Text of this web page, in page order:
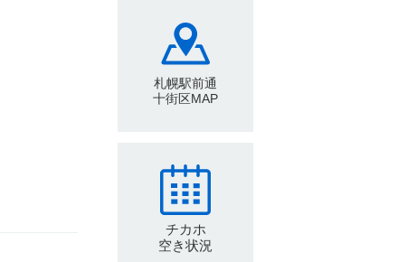
札幌駅前通
十街区MAP
チカホ
空き状況